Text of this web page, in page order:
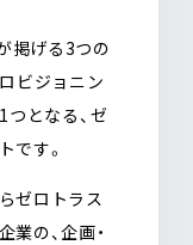
掲げる3つの
ビジョニン
つとなる、ゼ
です。
ゼロトラス
の、企画・